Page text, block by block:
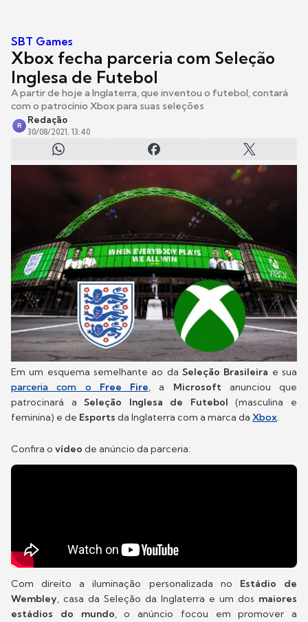
SBT Games
Xbox fecha parceria com Seleção
Inglesa de Futebol
A partir de hoje a Inglaterra, que inventou o futebol, contará
com o patrocínio Xbox para suas seleções
R
Redação
30/08/2021, 13:40
Em um esquema semelhante ao da Seleção Brasileira e sua
parceria com o Free Fire, a Microsoft anunciou que
patrocinará aSeleção Inglesa de Futebol (masculina e
feminina) e de Esports da Inglaterra com a marca da Xbox.
Confira o vídeo de anúncio da parceria:
Com direito a iluminação personalizada no Estádio de
Wembley, casa da Seleção da Inglaterra e um dos maiores
estádios do mundo, o anúncio focou em promover a